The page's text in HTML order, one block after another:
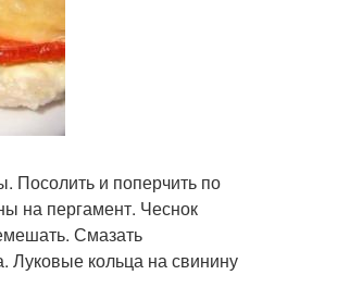
Посолить и поперчить по
на пергамент. Чеснок
Смазать
Луковые кольца на свинину